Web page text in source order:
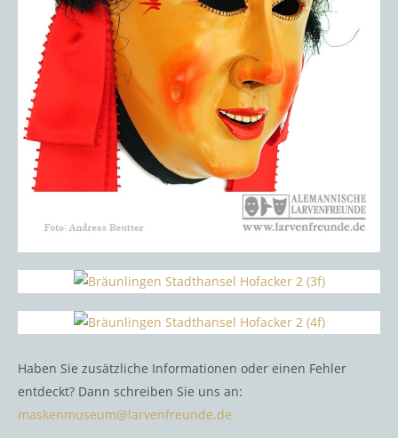
Haben Sie zusätzliche Informationen oder einen Fehler
entdeckt? Dann schreiben Sie uns an:
maskenmuseum@larvenfreunde.de